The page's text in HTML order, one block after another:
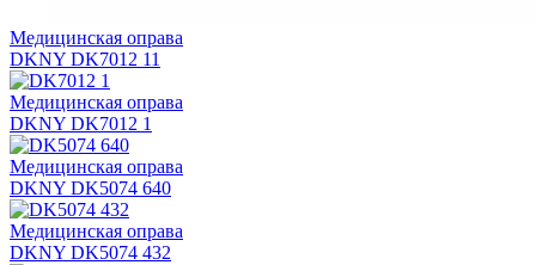
Медицинская оправа
DKNY DK7012 11
Медицинская оправа
DKNY DK7012 1
Медицинская оправа
DKNY DK5074 640
Медицинская оправа
DKNY DK5074 432